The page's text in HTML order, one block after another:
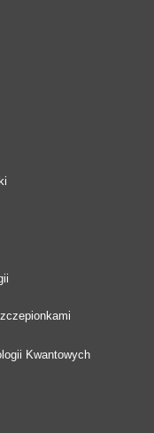
Kwantowych